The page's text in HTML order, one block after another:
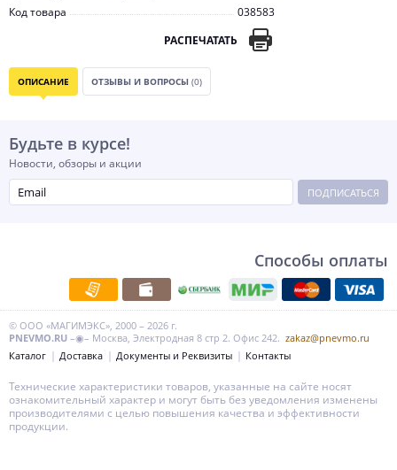
Код товара
038583
РАСПЕЧАТАТЬ
ОПИСАНИЕ ОТЗЫВЫ И ВОПРОСЫ (0)
Будьте в курсе!
Новости, обзоры и акции
ПОДПИСАТЬСЯ
Способы оплаты
© ООО «МАГИМЭКС», 2000 – 2026 г.
PNEVMO.RU –◉– Москва, Электродная 8 стр 2. Офис 242. zakaz@pnevmo.ru
Каталог
Доставка Документы и Реквизиты Контакты
Технические характеристики товаров, указанные на сайте носят
ознакомительный характер и могут быть без уведомления изменены
производителями с целью повышения качества и эффективности
продукции.